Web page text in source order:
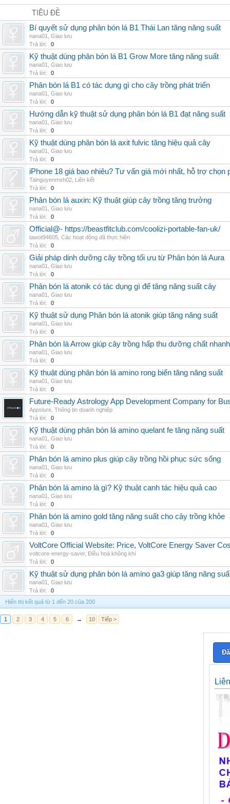
TIÊU ĐỀ
Bí quyết sử dụng phân bón lá B1 Thái Lan tăng năng suất
nana01
Giao lưu
Trả lời:
0
Kỹ thuật dùng phân bón lá B1 Grow More tăng năng suất
nana01
Giao lưu
Trả lời:
0
Phân bón lá B1 có tác dụng gì cho cây trồng phát triển
nana01
Giao lưu
Trả lời:
0
Hướng dẫn kỹ thuật sử dụng phân bón lá B1 đạt năng suất
nana01
Giao lưu
Trả lời:
0
Kỹ thuật dùng phân bón lá axit fulvic tăng hiệu quả cây
nana01
Giao lưu
Trả lời:
0
iPhone 18 giá bao nhiêu? Tư vấn giá mới nhất, hỗ trợ chọn
Tainguyenmxh02 Liên kết
Trả lời:
0
Phân bón lá auxin: Kỹ thuật giúp cây trồng tăng trưởng
nana01
Giao lưu
Trả lời:
0
Official@- https://beastfitclub.com/coolizi-portable-fan-uk/
tawot94605 Các hoạt động đã thực hiện
Trả lời:
0
Giải pháp dinh dưỡng cây trồng tối ưu từ Phân bón lá Aura
nana01
Giao lưu
Trả lời:
0
Phân bón lá atonik có tác dụng gì để tăng năng suất cây
nana01
Giao lưu
Trả lời:
0
Kỹ thuật sử dụng Phân bón lá atonik giúp tăng năng suất
nana01
Giao lưu
Trả lời:
0
Phân bón lá Arrow giúp cây trồng hấp thu dưỡng chất nhanh
nana01
Giao lưu
Trả lời:
0
Kỹ thuật dùng phân bón lá amino rong biển tăng năng suất
nana01
Giao lưu
Trả lời:
0
Future-Ready Astrology App Development Company for
Appslure Thông tin doanh nghiệp
Trả lời:
0
Kỹ thuật dùng phân bón lá amino quelant fe tăng năng suất
nana01
Giao lưu
Trả lời:
0
Phân bón lá amino plus giúp cây trồng hồi phục sức sống
nana01
Giao lưu
Trả lời:
0
Phân bón lá amino là gì? Kỹ thuật canh tác hiệu quả cao
nana01
Giao lưu
Trả lời:
0
Phân bón lá amino gold tăng năng suất cho cây trồng khỏe
nana01
Giao lưu
Trả lời:
0
VoltCore Official Website: Price, VoltCore Energy Saver
voltcore-energy-saver, Điều hoà không khí
Trả lời:
0
Kỹ thuật sử dụng phân bón lá amino ga3 giúp tăng năng
nana01
Giao lưu
Trả lời:
0
Hiển thị kết quả từ 1 đến 20 của 200
1 2 3 4 5 6 → 10 Tiếp >